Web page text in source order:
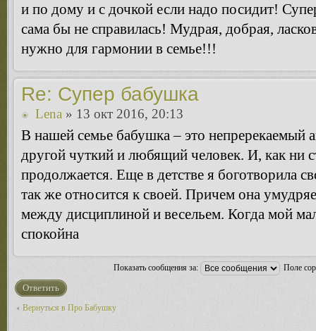
и по дому и с дочкой если надо посидит!
сама бы не справилась! Мудрая, добрая,
нужно для гармонии в семье!!!
Re: Супер бабушка
Lena » 13 окт 2016, 20:13
В нашей семье бабушка – это непререкаемый
другой чуткий и любящий человек. И, как ни
продолжается. Еще в детстве я боготворила
так же относится к своей. Причем она
между дисциплиной и весельем. Когда мой
спокойна
Показать сообщения за: Поле
Ответить
Вернуться в Про Бабушку